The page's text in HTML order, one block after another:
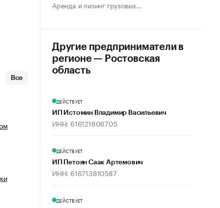
Все
Аренда и лизинг грузовых...
Другие предприниматели в
регионе — Ростовская
область
ДЕЙСТВУЕТ
ИП Истомин Владимир Васильевич
ИНН: 616121806705
ДЕЙСТВУЕТ
ИП Петоян Саак Артемович
ИНН: 616713810587
ДЕЙСТВУЕТ